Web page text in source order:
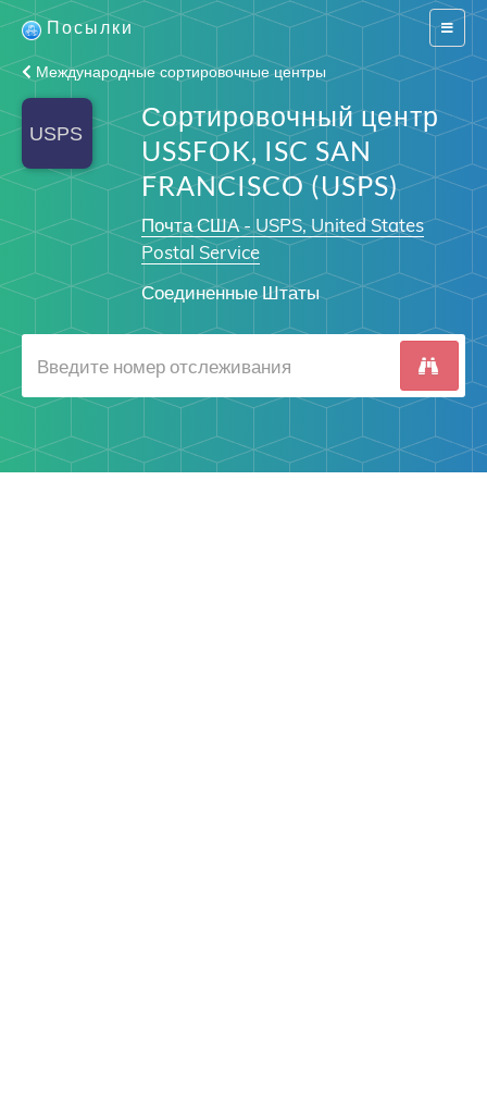
Switch
Посылки
Международные сортировочные центры
Сортировочный центр
USSFOK, ISC SAN
FRANCISCO (USPS)
Почта США - USPS, United States
Postal Service
Соединенные Штаты